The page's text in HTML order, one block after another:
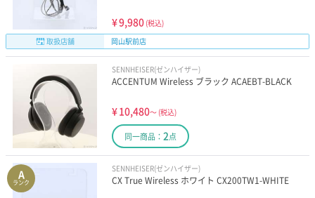
¥9,980 (税込)
取扱店舗
岡山駅前店
SENNHEISER(ゼンハイザー)
ACCENTUM Wireless ブラック ACAEBT-BLACK
¥10,480～ (税込)
同一商品： 2点
A
ランク
SENNHEISER(ゼンハイザー)
CX True Wireless ホワイト CX200TW1-WHITE